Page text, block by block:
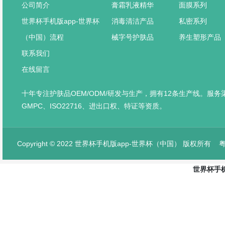
公司简介
世界杯手机版app-世界杯
（中国）流程
联系我们
在线留言
膏霜乳液精华
消毒清洁产品
械字号护肤品
面膜系列
私密系列
养生塑形产品
十年专注护肤品OEM/ODM/研发与生产，拥有12条生产线。服
GMPC、ISO22716、进出口权、特证等资质。
Copyright © 2022 世界杯手机版app-世界杯（中国） 版权所有
世界杯手